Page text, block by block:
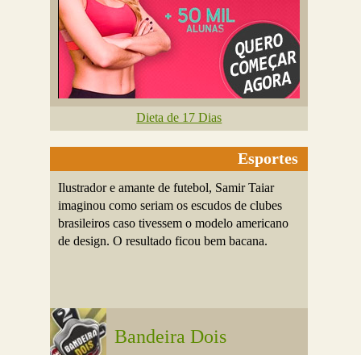
Dieta de 17 Dias
Esportes
Ilustrador e amante de futebol, Samir Taiar
imaginou como seriam os escudos de clubes
brasileiros caso tivessem o modelo americano
de design. O resultado ficou bem bacana.
Bandeira Dois